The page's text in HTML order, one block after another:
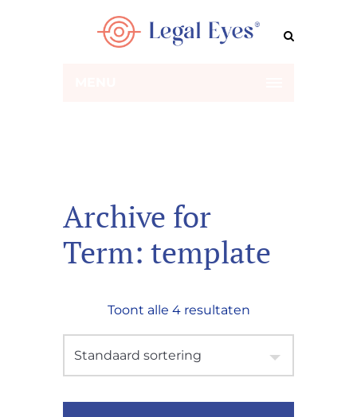
Archive for
Term: template
Toont alle 4 resultaten